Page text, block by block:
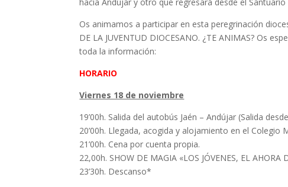
Os animamos a participar en esta peregrinación
DE LA JUVENTUD DIOCESANO. ¿TE ANIMAS? Os
toda la información:
HORARIO
Viernes 18 de noviembre
19’00h. Salida del autobús Jaén – Andújar (Salida
20’00h. Llegada, acogida y alojamiento en el
21’00h. Cena por cuenta propia.
22,00h. SHOW DE MAGIA «LOS JÓVENES, EL AHORA
23’30h. Descanso*